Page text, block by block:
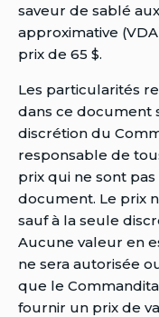
saveur de sablé
approximative
prix de 65 $.
Les particularités
dans ce document
discrétion du
responsable de
prix qui ne sont
document. Le prix
sauf à la seule
Aucune valeur en
ne sera autorisée
que le
fournir un prix de